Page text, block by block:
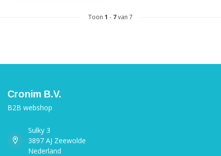
Toon 1 - 7van 7
Cronim B.V.
B2B webshop
Sulky 3
3897 AJ Zeewolde
Nederland